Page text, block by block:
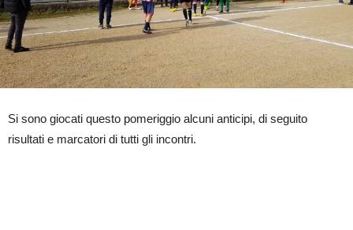
Si sono giocati questo pomeriggio alcuni anticipi, di seguito
risultati e marcatori di tutti gli incontri.